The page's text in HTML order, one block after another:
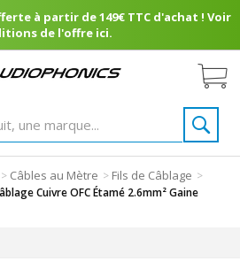
à partir de 149€ TTC d'achat ! Voir
de l'offre ici.
> Câbles au Mètre > Fils de Câblage >
Cuivre OFC Étamé 2.6mm² Gaine